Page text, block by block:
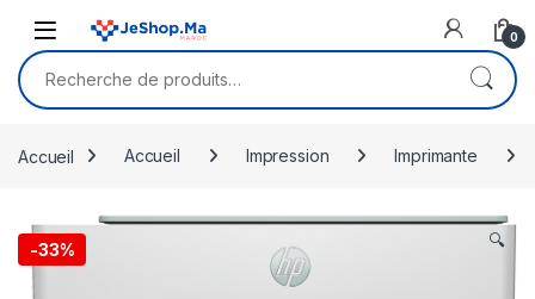
0
Recherche pour :
Accueil Accueil Impression Imprimante
-33% 🔍